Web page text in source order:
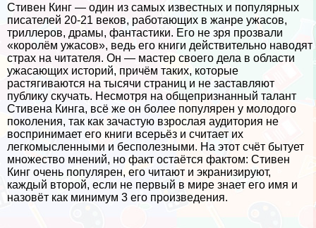
Стивен Кинг — один из самых известных и популярных
писателей 20-21 веков, работающих в жанре ужасов,
триллеров, драмы, фантастики. Его не зря прозвали
«королём ужасов», ведь его книги действительно наводят
страх на читателя. Он — мастер своего дела в области
ужасающих историй, причём таких, которые
растягиваются на тысячи страниц и не заставляют
публику скучать. Несмотря на общепризнанный талант
Стивена Кинга, всё же он более популярен у молодого
поколения, так как зачастую взрослая аудитория не
воспринимает его книги всерьёз и считает их
легкомысленными и бесполезными. На этот счёт бытует
множество мнений, но факт остаётся фактом: Стивен
Кинг очень популярен, его читают и экранизируют,
каждый второй, если не первый в мире знает его имя и
назовёт как минимум 3 его произведения.